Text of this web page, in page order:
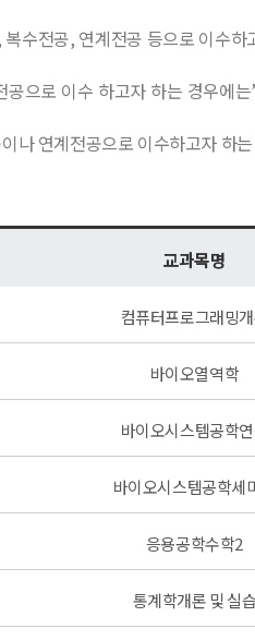
수전공, 연계전공 등으로 이수
으로 이수 하고자 하는 경우에
연계전공으로 이수하고자 하
교과목명
컴퓨터프로그래밍
바이오열역학
바이오시스템공학
바이오시스템공학세
응용공학수학2
통계학개론 및 실습